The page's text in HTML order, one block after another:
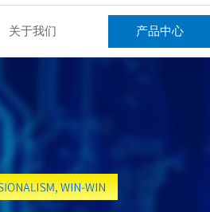
关于我们 产品中心